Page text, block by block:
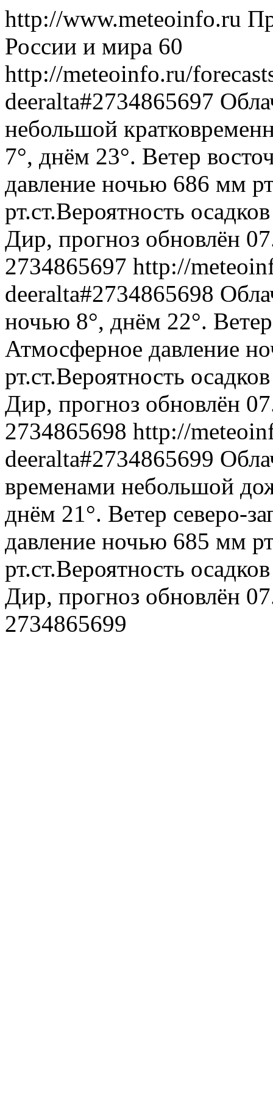
http://www.meteoinfo.ru
России и мира 60
http://meteoinfo.ru/
deeralta#2734865697
небольшой
7°, днём 23°. Ветер
давление ночью 686 мм
рт.ст.Вероятность
Дир, прогноз обновлён
2734865697 http://
deeralta#2734865698
ночью 8°, днём 22°.
Атмосферное давление
рт.ст.Вероятность
Дир, прогноз обновлён
2734865698 http://
deeralta#2734865699
временами небольшой
днём 21°. Ветер северо-
давление ночью 685 мм
рт.ст.Вероятность
Дир, прогноз обновлён
2734865699